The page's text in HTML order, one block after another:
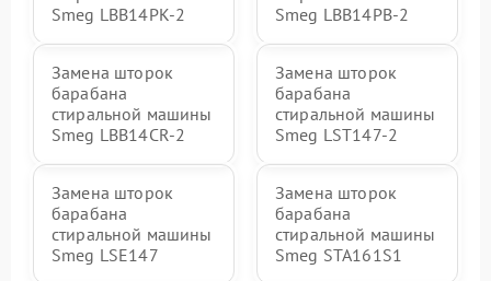
Smeg LBB14PK-2
Smeg LBB14PB-2
Замена шторок
барабана
стиральной машины
Smeg LBB14CR-2
Замена шторок
барабана
стиральной машины
Smeg LST147-2
Замена шторок
барабана
стиральной машины
Smeg LSE147
Замена шторок
барабана
стиральной машины
Smeg STA161S1